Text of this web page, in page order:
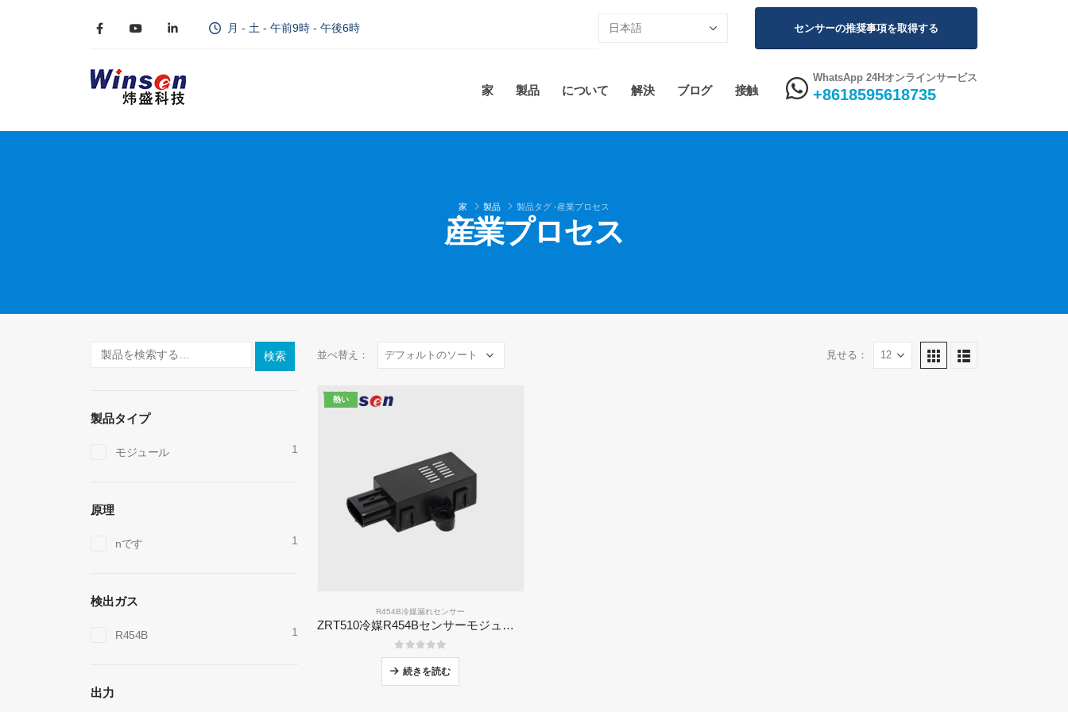
月 - 土 - 午前9時 - 午後6時 センサーの推奨事項を取得する
家 製品 について 解決 ブログ 接触
WhatsApp 24Hオンラインサービス
+8618595618735
家 製品 製品タグ -産業プロセス
産業プロセス
並べ替え： 見せる：
熱い
R454B冷媒漏れセンサー
ZRT510冷媒R454Bセンサーモジュール - 高性能NDIR冷媒センサー
05つのうち
続きを読む
検索
製品タイプ
モジュール 1
原理
nです 1
検出ガス
R454B 1
出力